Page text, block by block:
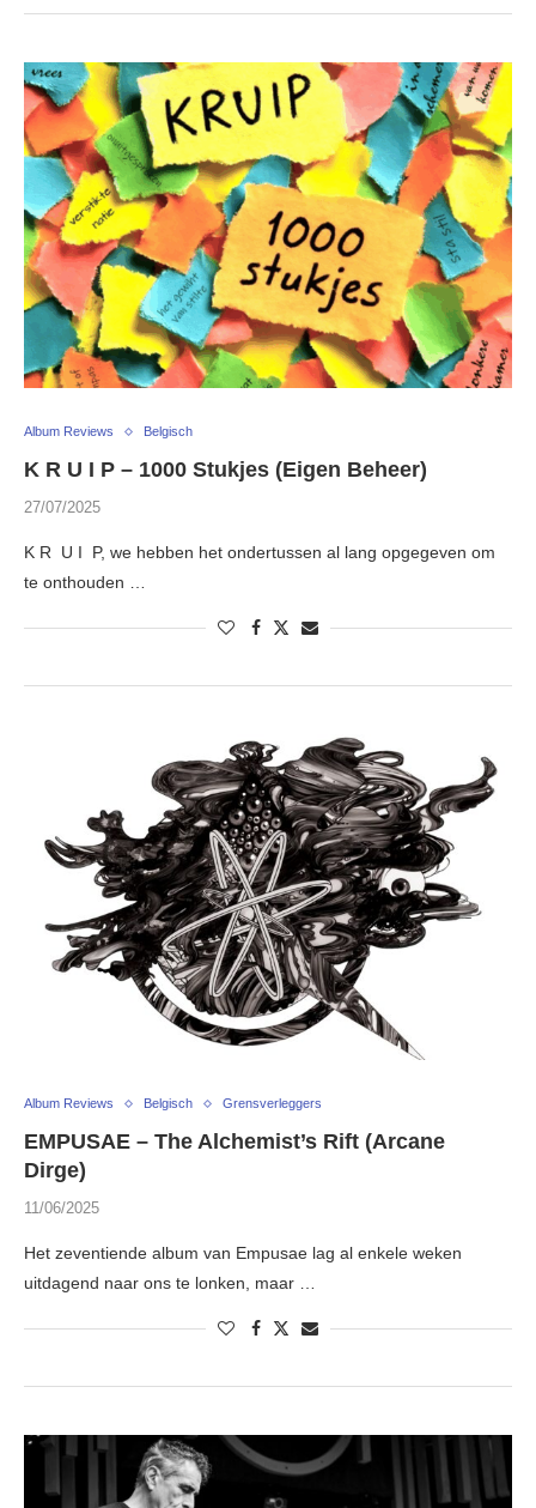
Album Reviews Belgisch
K R U I P – 1000 Stukjes (Eigen Beheer)
27/07/2025
K R U I P, we hebben het ondertussen al lang opgegeven om
te onthouden …
Album Reviews Belgisch Grensverleggers
EMPUSAE – The Alchemist’s Rift (Arcane
Dirge)
11/06/2025
Het zeventiende album van Empusae lag al enkele weken
uitdagend naar ons te lonken, maar …